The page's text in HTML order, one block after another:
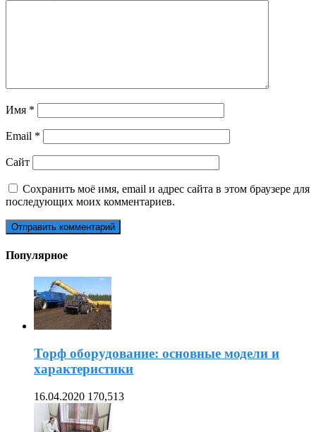
Имя *
Email *
Сайт
Сохранить моё имя, email и адрес сайта в этом браузере для
последующих моих комментариев.
Популярное
Торф оборудование: основные модели и
характеристики
16.04.2020 170,513